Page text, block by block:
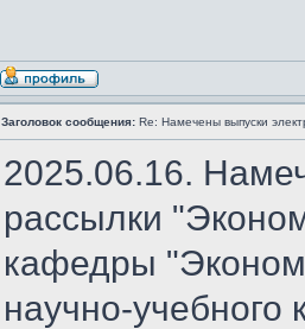
Заголовок сообщения: Re: Намечены выпуски
2025.06.16.
рассылки
кафедры
научно-